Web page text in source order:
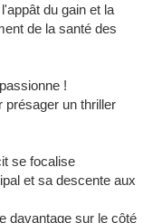
du gain et la
de la santé des
!
présager un thriller
se focalise
et sa descente aux
davantage sur le côté